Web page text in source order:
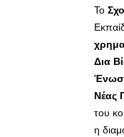
Το
Δια
Νέας
του
η